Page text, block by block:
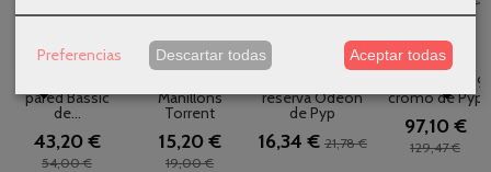
pared Bassic
de...
43,20 €
54,00 €
Manillons
Torrent
15,20 €
19,00 €
reserva Odeon
de Pyp
16,34 € 21,78 €
Toallero AC-59
cromo de Pyp
97,10 €
129,47 €
Preferencias Descartar todas Aceptar todas